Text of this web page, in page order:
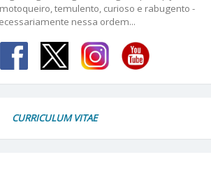
temulento, curioso e rabugento -
nessa ordem...
CURRICULUM VITAE